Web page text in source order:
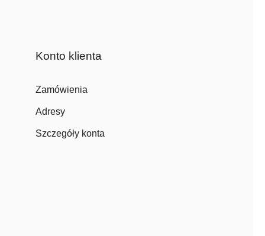
Konto klienta
Zamówienia
Adresy
Szczegóły konta